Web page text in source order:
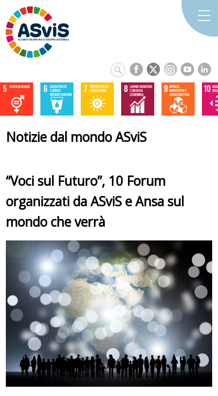
Notizie dal mondo ASviS
“Voci sul Futuro”, 10 Forum
organizzati da ASviS e Ansa sul
mondo che verrà